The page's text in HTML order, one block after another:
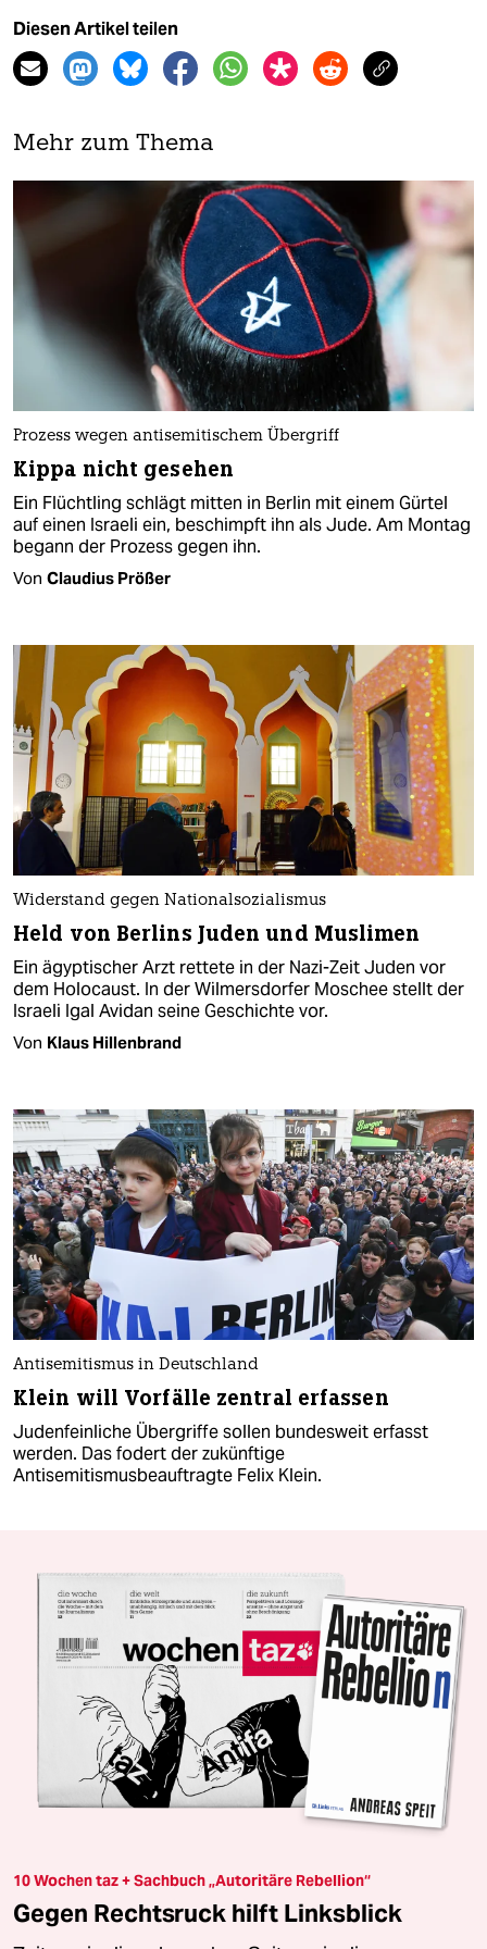
Diesen Artikel teilen
Mehr zum Thema
Prozess wegen antisemitischem Übergriff
Kippa nicht gesehen
Ein Flüchtling schlägt mitten in Berlin mit einem Gürtel
auf einen Israeli ein, beschimpft ihn als Jude. Am Montag
begann der Prozess gegen ihn.
Von Claudius Prößer
Widerstand gegen Nationalsozialismus
Held von Berlins Juden und Muslimen
Ein ägyptischer Arzt rettete in der Nazi-Zeit Juden vor
dem Holocaust. In der Wilmersdorfer Moschee stellt der
Israeli Igal Avidan seine Geschichte vor.
Von Klaus Hillenbrand
Antisemitismus in Deutschland
Klein will Vorfälle zentral erfassen
Judenfeinliche Übergriffe sollen bundesweit erfasst
werden. Das fodert der zukünftige
Antisemitismusbeauftragte Felix Klein.
10 Wochen taz + Sachbuch „Autoritäre Rebellion“
Gegen Rechtsruck hilft Linksblick